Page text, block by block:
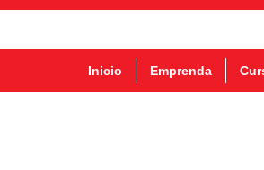
Inicio Emprenda